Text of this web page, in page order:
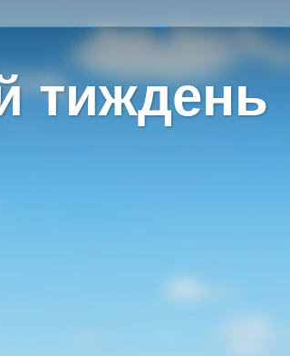
тиждень